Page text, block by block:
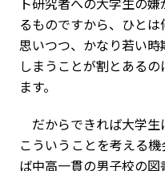
るものですから、ひと
思いつつ、かなり若い
しまうことが割とある
ます。
だからできれば大学生
こういうことを考える
ば中高一貫の男子校の